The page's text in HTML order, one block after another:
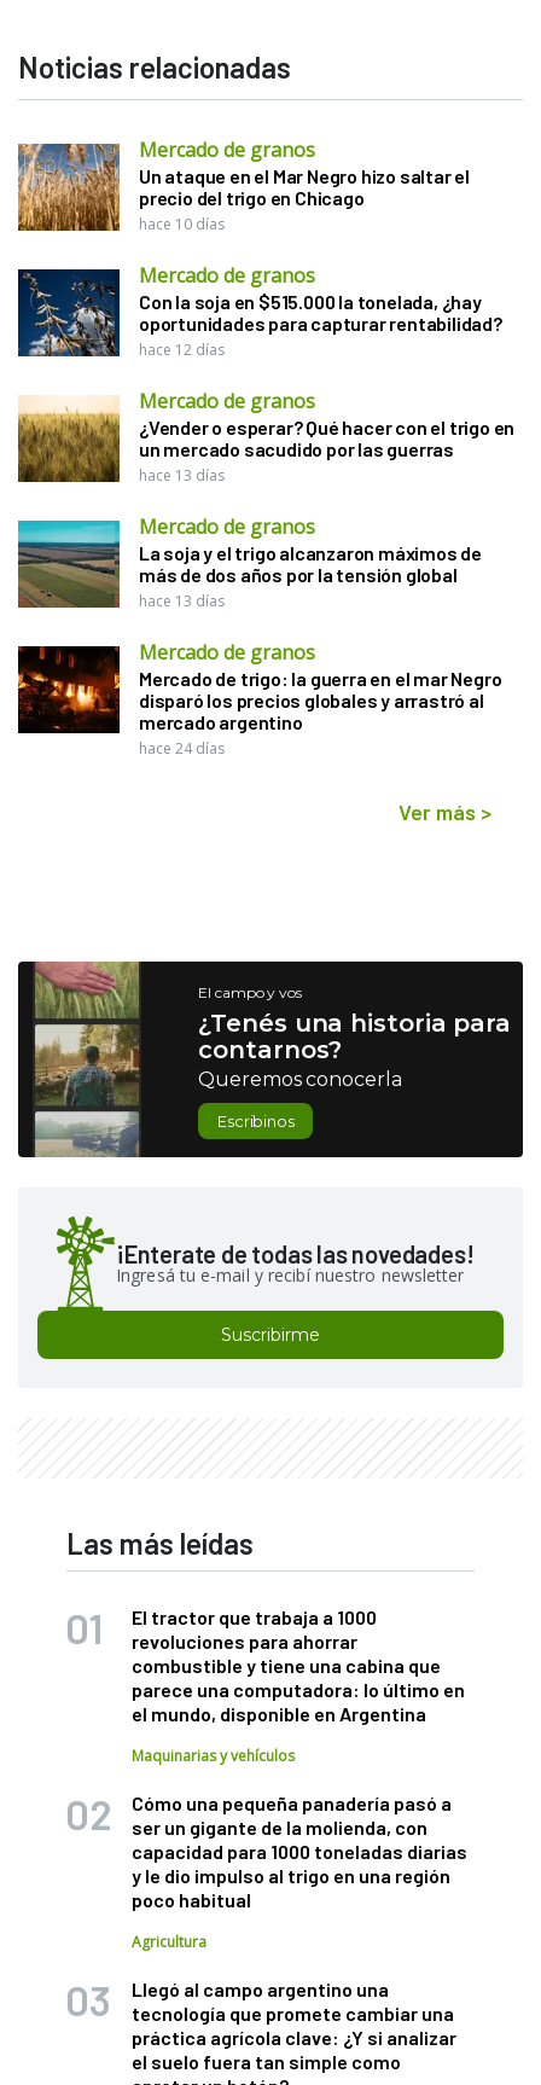
Noticias relacionadas
Mercado de granos
Un ataque en el Mar Negro hizo saltar el
precio del trigo en Chicago
hace 10 días
Mercado de granos
Con la soja en $515.000 la tonelada, ¿hay
oportunidades para capturar rentabilidad?
hace 12 días
Mercado de granos
¿Vender o esperar? Qué hacer con el trigo en
un mercado sacudido por las guerras
hace 13 días
Mercado de granos
La soja y el trigo alcanzaron máximos de
más de dos años por la tensión global
hace 13 días
Mercado de granos
Mercado de trigo: la guerra en el mar Negro
disparó los precios globales y arrastró al
mercado argentino
hace 24 días
Ver más >
El campo y vos
¿Tenés una historia para
contarnos?
Queremos conocerla
Escribinos
¡Enterate de todas las novedades!
Ingresá tu e-mail y recibí nuestro newsletter
Suscribirme
Las más leídas
El tractor que trabaja a 1000
revoluciones para ahorrar
combustible y tiene una cabina que
parece una computadora: lo último en
el mundo, disponible en Argentina
Maquinarias y vehículos
Cómo una pequeña panadería pasó a
ser un gigante de la molienda, con
capacidad para 1000 toneladas diarias
y le dio impulso al trigo en una región
poco habitual
Agricultura
Llegó al campo argentino una
tecnología que promete cambiar una
práctica agrícola clave: ¿Y si analizar
el suelo fuera tan simple como